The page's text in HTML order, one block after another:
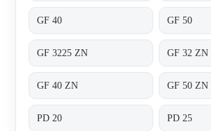
GF 40 GF 50
GF 3225 ZN GF 32 ZN
GF 40 ZN GF 50 ZN
PD 20 PD 25